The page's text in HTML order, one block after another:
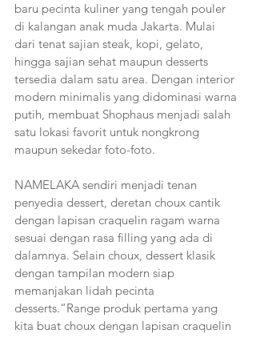
baru pecinta kuliner yang tengah pouler
di kalangan anak muda Jakarta. Mulai
dari tenat sajian steak, kopi, gelato,
hingga sajian sehat maupun desserts
tersedia dalam satu area. Dengan interior
modern minimalis yang didominasi warna
putih, membuat Shophaus menjadi salah
satu lokasi favorit untuk nongkrong
maupun sekedar foto-foto.
NAMELAKA sendiri menjadi tenan
penyedia dessert, deretan choux cantik
dengan lapisan craquelin ragam warna
sesuai dengan rasa filling yang ada di
dalamnya. Selain choux, dessert klasik
dengan tampilan modern siap
memanjakan lidah pecinta
desserts.“Range produk pertama yang
kita buat choux dengan lapisan craquelin